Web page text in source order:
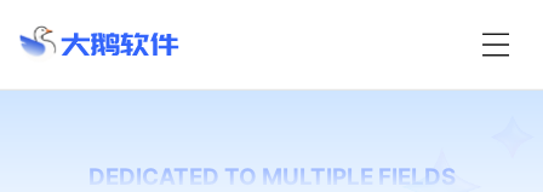
DEDICATED TO MULTIPLE FIELDS